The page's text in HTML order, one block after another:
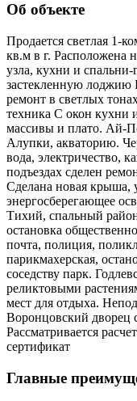
Об объекте
Продается светлая 1-
кв.м в г. Расположена
узла, кухни и спальни-
застекленную лоджию
ремонт в светлых
техника С окон кухни
массивы и плато. Ай-
Алупки, акваторию.
вода, электричество,
подъездах сделен
Сделана новая крыша,
энергосберегающее
Тихий, спальный
остановка
почта, полиция,
парикмахерская,
соседству парк.
реликтовыми
мест для отдыха.
Воронцовский дворец
Рассматривается
сертификат
Главные